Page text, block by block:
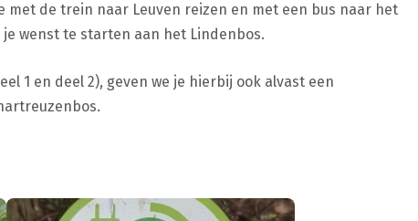
de trein naar Leuven reizen en met een bus naar het
je wenst te starten aan het Lindenbos.
1 en deel 2), geven we je hierbij ook alvast een